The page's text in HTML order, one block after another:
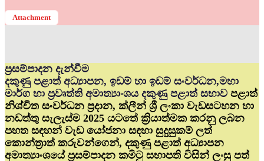
Attachment
ප්‍රසම්පාදන දැන්වීම
දකුණු පළාත් අධ්‍යාපන, ඉඩම් හා ඉඩම් සංවර්ධන,මහා
මාර්ග හා ප්‍රවෘත්ති අමාත්‍යාංශය දකුණු පළාත් සභාව පළාත්
නිශ්චිත සංවර්ධන ප්‍රදාන, ක්ලීන් ශ්‍රී ලංකා වැඩසටහන හා
නඩත්තු සැලැස්ම 2025 යටතේ ක්‍රියාත්මක කරනු ලබන
පහත සඳහන් වැඩ යෝජනා සඳහා සුදුසුකම් ලත්
කොන්ත්‍රාත් කරුවන්ගෙන්, දකුණු පළාත් අධ්‍යාපන
අමාත්‍යාංශයේ ප්‍රසම්පාදන කමිටු සභාපති විසින් ලංසු පත්